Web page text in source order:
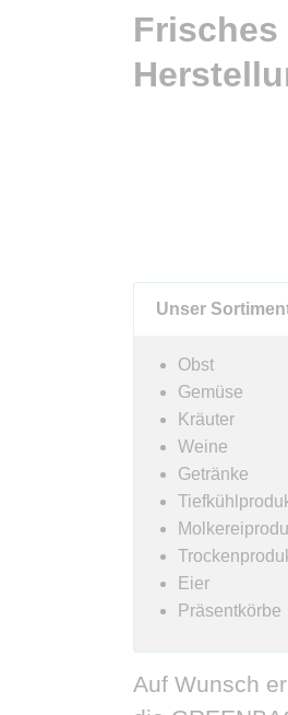
Frisches
Unser
Obst
Gemüse
Kräuter
Weine
Getränke
Eier
Präsentkörbe
Auf Wunsch